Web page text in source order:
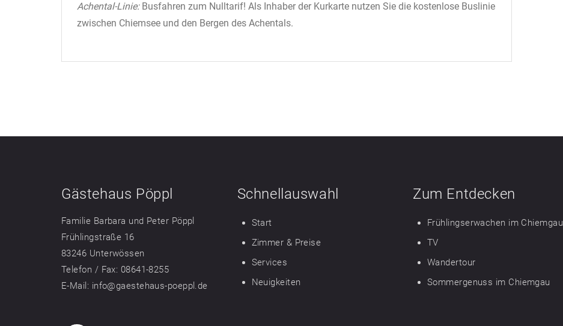
Achental-Linie:Busfahren zum Nulltarif! Als Inhaber der Kurkarte nutzen Sie die kostenlose Buslinie
zwischen Chiemsee und den Bergen des Achentals.
Gästehaus Pöppl
Familie Barbara und Peter Pöppl
Frühlingstraße 16
83246 Unterwössen
Telefon / Fax: 08641-8255
E-Mail: info@gaestehaus-poeppl.de
Schnellauswahl
Start
Zimmer & Preise
Services
Neuigkeiten
Zum Entdecken
Frühlingserwachen im Chiemgau
TV
Wandertour
Sommergenuss im Chiemgau